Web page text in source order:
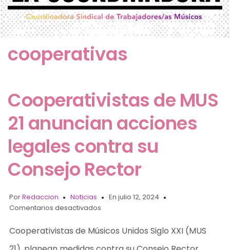
cooperativas
Cooperativistas de MUS
21 anuncian acciones
legales contra su
Consejo Rector
PorRedaccion Noticias
En julio 12, 2024
Comentarios desactivados
Cooperativistas de Músicos Unidos Siglo XXI (MUS